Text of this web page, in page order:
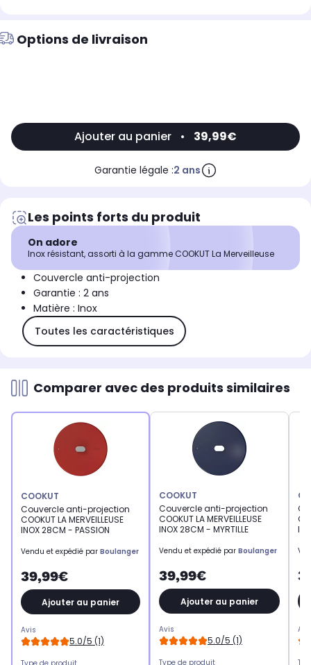
Options de livraison
Ajouter au panier • 39,99€
Garantie légale :2 ans
Les points forts du produit
On adore
Inox résistant, assorti à la gamme COOKUT La Merveilleuse
Couvercle anti-projection
Garantie : 2 ans
Matière : Inox
Toutes les caractéristiques
Comparer avec des produits similaires
COOKUT
Couvercle anti-projection
COOKUT LA MERVEILLEUSE
INOX 28CM - PASSION
Vendu et expédié par Boulanger
39,99€
Ajouter au panier
Avis
5.0/5 (1)
COOKUT
Couvercle anti-projection
COOKUT LA MERVEILLEUSE
INOX 28CM - MYRTILLE
Vendu et expédié par Boulanger
39,99€
Ajouter au panier
Avis
5.0/5 (1)
Type de produit